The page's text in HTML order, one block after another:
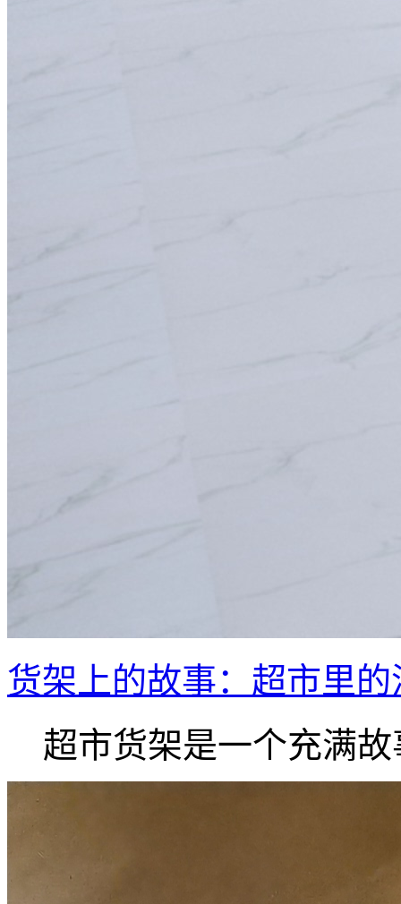
货架上的故事：超市里
超市货架是一个充满故